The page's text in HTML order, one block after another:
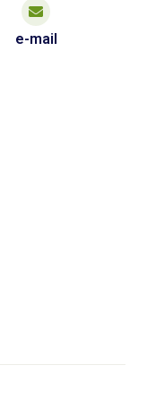
e-mail